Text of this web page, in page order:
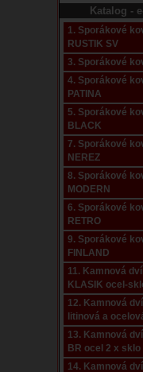
Katalog -
1. Sporákové
RUSTIK SV
3. Sporákové
4. Sporákové
PATINA
5. Sporákové
BLACK
7. Sporákové
NEREZ
8. Sporákové
MODERN
6. Sporákové
RETRO
9. Sporákové
FINLAND
11. Kamnová
KLASIK ocel-
12. Kamnová
litinová a
13. Kamnová
BR ocel 2 x sklo
14. Kamnová